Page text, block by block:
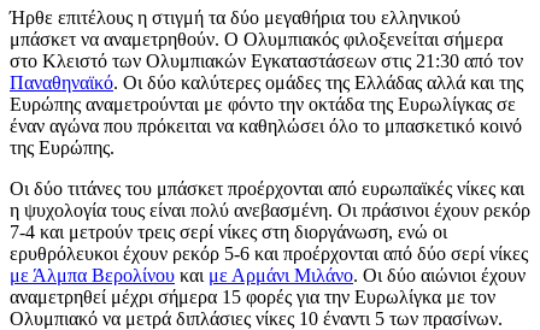
Ήρθε επιτέλους η στιγμή τα δύο μεγαθήρια του ελληνικού
μπάσκετ να αναμετρηθούν. Ο Ολυμπιακός φιλοξενείται σήμερα
στο Κλειστό των Ολυμπιακών Εγκαταστάσεων στις 21:30 από τον
Παναθηναϊκό. Οι δύο καλύτερες ομάδες της Ελλάδας αλλά και της
Ευρώπης αναμετρούνται με φόντο την οκτάδα της Ευρωλίγκας σε
έναν αγώνα που πρόκειται να καθηλώσει όλο το μπασκετικό κοινό
της Ευρώπης.
Οι δύο τιτάνες του μπάσκετ προέρχονται από ευρωπαϊκές νίκες και
η ψυχολογία τους είναι πολύ ανεβασμένη. Οι πράσινοι έχουν ρεκόρ
7-4 και μετρούν τρεις σερί νίκες στη διοργάνωση, ενώ οι
ερυθρόλευκοι έχουν ρεκόρ 5-6 και προέρχονται από δύο σερί νίκες
με Άλμπα Βερολίνου και με Αρμάνι Μιλάνο. Οι δύο αιώνιοι έχουν
αναμετρηθεί μέχρι σήμερα 15 φορές για την Ευρωλίγκα με τον
Ολυμπιακό να μετρά διπλάσιες νίκες 10 έναντι 5 των πρασίνων.